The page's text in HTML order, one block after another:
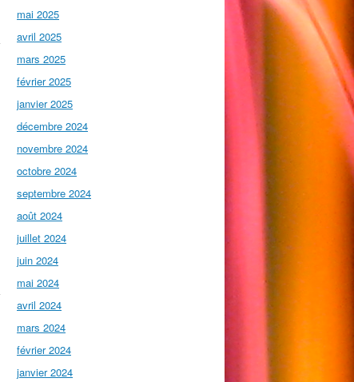
mai 2025
avril 2025
mars 2025
février 2025
janvier 2025
décembre 2024
novembre 2024
octobre 2024
septembre 2024
août 2024
juillet 2024
juin 2024
mai 2024
avril 2024
mars 2024
février 2024
janvier 2024